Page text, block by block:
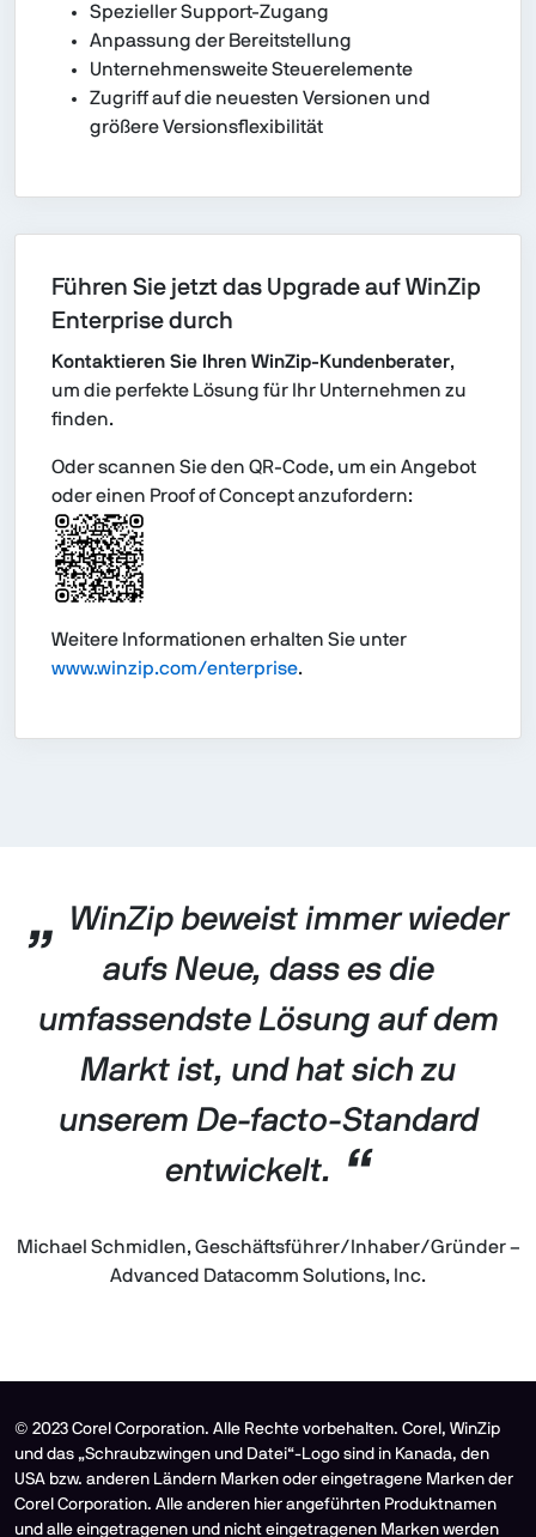
Spezieller Support-Zugang
Anpassung der Bereitstellung
Unternehmensweite Steuerelemente
Zugriff auf die neuesten Versionen und
größere Versionsflexibilität
Führen Sie jetzt das Upgrade auf WinZip
Enterprise durch
Kontaktieren Sie Ihren WinZip-Kundenberater,
um die perfekte Lösung für Ihr Unternehmen zu
finden.
Oder scannen Sie den QR-Code, um ein Angebot
oder einen Proof of Concept anzufordern:
Weitere Informationen erhalten Sie unter
www.winzip.com/enterprise.
„ WinZip beweist immer wieder
aufs Neue, dass es die
umfassendste Lösung auf dem
Markt ist, und hat sich zu
unserem De-facto-Standard
entwickelt. “
Michael Schmidlen, Geschäftsführer/Inhaber/Gründer –
Advanced Datacomm Solutions, Inc.
©️ 2023 Corel Corporation. Alle Rechte vorbehalten. Corel, WinZip
und das „Schraubzwingen und Datei“-Logo sind in Kanada, den
USA bzw. anderen Ländern Marken oder eingetragene Marken der
Corel Corporation. Alle anderen hier angeführten Produktnamen
und alle eingetragenen und nicht eingetragenen Marken werden